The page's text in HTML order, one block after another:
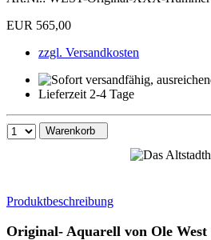
EUR 565,00
zzgl. Versandkosten
Lieferzeit 2-4 Tage
Warenkorb
Produktbeschreibung
Original- Aquarell von Ole West